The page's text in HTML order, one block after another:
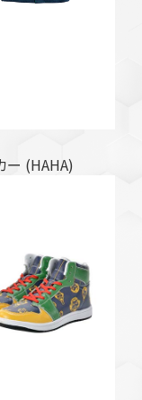
ジョーカー (HAHA)